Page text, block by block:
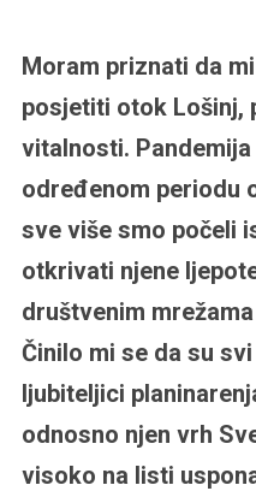
Moram priznati da
posjetiti otok Lošinj,
vitalnosti.
određenom periodu
sve više smo počeli
otkrivati njene
društvenim
Činilo mi se da su
ljubiteljici
odnosno njen vrh
visoko na listi